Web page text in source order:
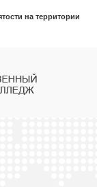
на территории